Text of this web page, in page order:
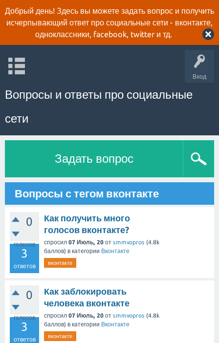
Добрый день! Здесь вы можете задать вопрос и получить
исчерпывающий ответ про социальные сети - вконтакте,
одноклассники, facebook, twitter и тд.
Вход
Вопросы и ответы про социальные
сети
Задать вопрос
Вопросы с тегом вконтакте
0
голосов
3
ответов
Как получить много
голосов вконтакте?
спросил 07 Июль, 20 от smmvopros (4.8k
баллов) в категории Вконтакте
вконтакте
0
голосов
3
ответов
Как заблокировать
человека вконтакте
спросил 07 Июль, 20 от smmvopros (4.8k
баллов) в категории Вконтакте
вконтакте